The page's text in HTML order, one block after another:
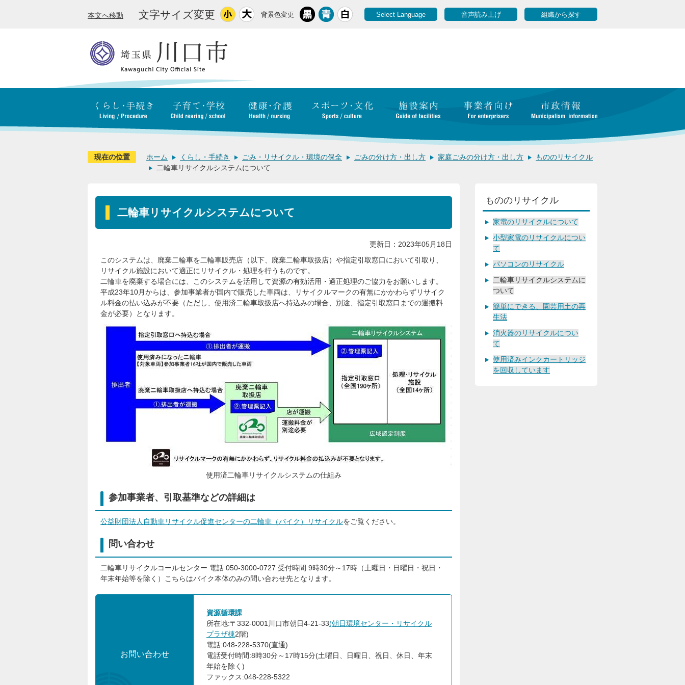
本文へ移動 文字サイズ変更 背景色変更 Select Language 音声読み上げ 組織から探す
現在の位置 ホーム くらし・手続き ごみ・リサイクル・環境の保全 ごみの分け方・出し方 家庭ごみの分け方・出し方
もののリサイクル
二輪車リサイクルシステムについて
二輪車リサイクルシステムについて
更新日：2023年05月18日
このシステムは、廃棄二輪車を二輪車販売店（以下、廃棄二輪車取扱店）や指定引取窓口において引取り、
リサイクル施設において適正にリサイクル・処理を行うものです。
二輪車を廃棄する場合には、このシステムを活用して資源の有効活用・適正処理のご協力をお願いします。
平成23年10月からは、参加事業者が国内で販売した車両は、リサイクルマークの有無にかかわらずリサイク
ル料金の払い込みが不要（ただし、使用済二輪車取扱店へ持込みの場合、別途、指定引取窓口までの運搬料
金が必要）となります。
使用済二輪車リサイクルシステムの仕組み
参加事業者、引取基準などの詳細は
公益財団法人自動車リサイクル促進センターの二輪車（バイク）リサイクルをご覧ください。
問い合わせ
二輪車リサイクルコールセンター 電話 050-3000-0727 受付時間 9時30分～17時（土曜日・日曜日・祝日・
年末年始等を除く）こちらはバイク本体のみの問い合わせ先となります。
お問い合わせ
資源循環課
所在地:〒332-0001川口市朝日4-21-33(朝日環境センター・リサイクル
プラザ棟2階)
電話:048-228-5370(直通)
電話受付時間:8時30分～17時15分(土曜日、日曜日、祝日、休日、年末
年始を除く)
ファックス:048-228-5322
もののリサイクル
家電のリサイクルについて
小型家電のリサイクルについ
て
パソコンのリサイクル
二輪車リサイクルシステムに
ついて
簡単にできる、園芸用土の再
生法
消火器のリサイクルについ
て
使用済みインクカートリッジ
を回収しています